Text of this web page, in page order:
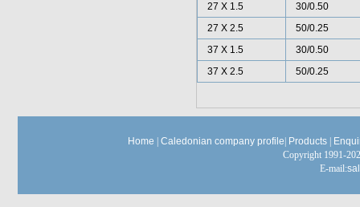
27 X 1.5
30/0.50
27 X 2.5
50/0.25
37 X 1.5
30/0.50
37 X 2.5
50/0.25
Home Caledonian company profile Products
Copyright 1991-
E-mail: